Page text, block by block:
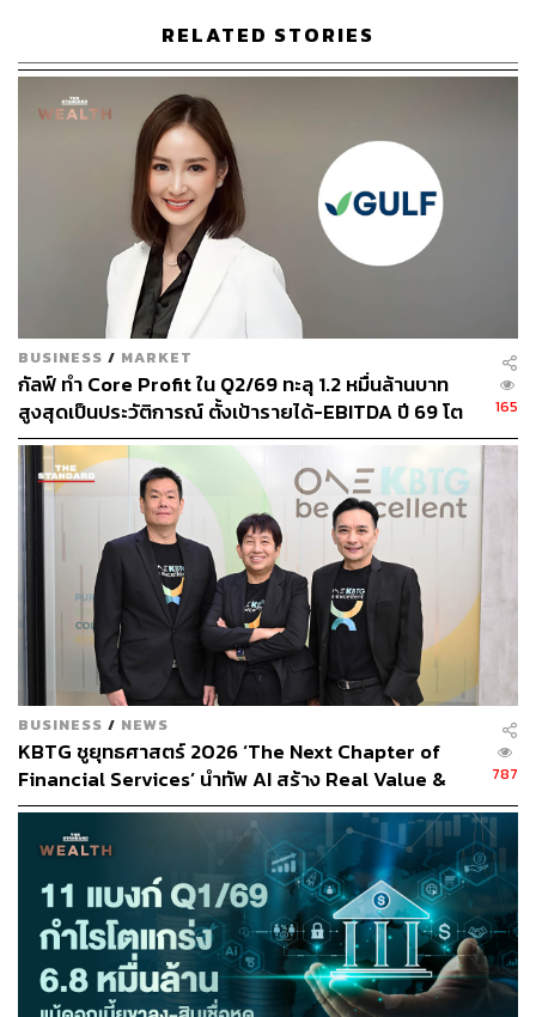
อย่างก้าวกระโดดของการทำธุรกรรมทางการเงินผ่าน K
PLUS จากปี 2562 ถึงปัจจุบัน มีการเติบโต 5.4 เท่า จำนวน
ลูกค้าเพิ่มขึ้น 37% จากปี 2563 คิดเป็น 24.3 ล้านคน สามารถ
รองรับธุรกรรมถึง 1.16 หมื่นล้านรายการ
วันนี้ KBank มีปริมาณธุรกรรมทางการเงินผ่านระบบเป็น 1
ใน 3 ของประเทศ ครองตำแหน่งธนาคารที่มีเสถียรภาพมาก
ที่สุด 5 ปีซ้อน ด้วยความเป็นเลิศด้านระบบและปฏิบัติการ
(Brilliant Basic & Operation Excellence) อีกทั้งธนาคารแห่ง
ประเทศไทยก็เพิ่งเผยสถิติปี 2567 พบว่า ธนาคารกสิกรไทย
เป็นธนาคารเดียวที่แอปพลิเคชันไม่ขัดข้องเลยตลอดปี 2567
กลายเป็นความท้าทายครั้งสำคัญของ KBTG ที่จะดูแลระบบ
Core Banking ซึ่งถือเป็นหัวใจหลักของธนาคารที่แข็งแกร่ง
เพื่อรองรับลูกค้ากว่า 60 ล้านบัญชีที่จะเกิดขึ้นในอนาคต
และนี่คือที่มาของอภิมหาโปรเจกต์ ‘Core Banking
Horizontal Scale Project’
“Core Banking คือจุดศูนย์รวมธุรกรรมทางการเงินทั้ง
ประเทศ จะทำอย่างไรให้แน่ใจว่ามันจะมีเสถียรภาพมาก
สามารถรองรับการเติบโตแบบก้าวกระโดดได้” วรนุชกล่าว
RELATED STORIES
BUSINESS / MARKET
กัลฟ์ ทำ Core Profit ใน Q2/69 ทะลุ 1.2 หมื่นล้านบาท
สูงสุดเป็นประวัติการณ์ ตั้งเป้ารายได้-EBITDA ปี 69 โต
12-15% พร้อมเข้าร่วม Direct PPA-โซลาร์ฟาร์มชุมชน
165
BUSINESS / NEWS
KBTG ชูยุทธศาสตร์ 2026 ‘The Next Chapter of
Financial Services’ นำทัพ AI สร้าง Real Value &
Impact ให้ภาคธุรกิจ [Advertorial]
787